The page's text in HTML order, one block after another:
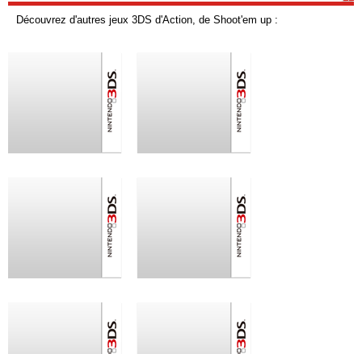
Découvrez d'autres jeux 3DS d'Action, de Shoot'em up :